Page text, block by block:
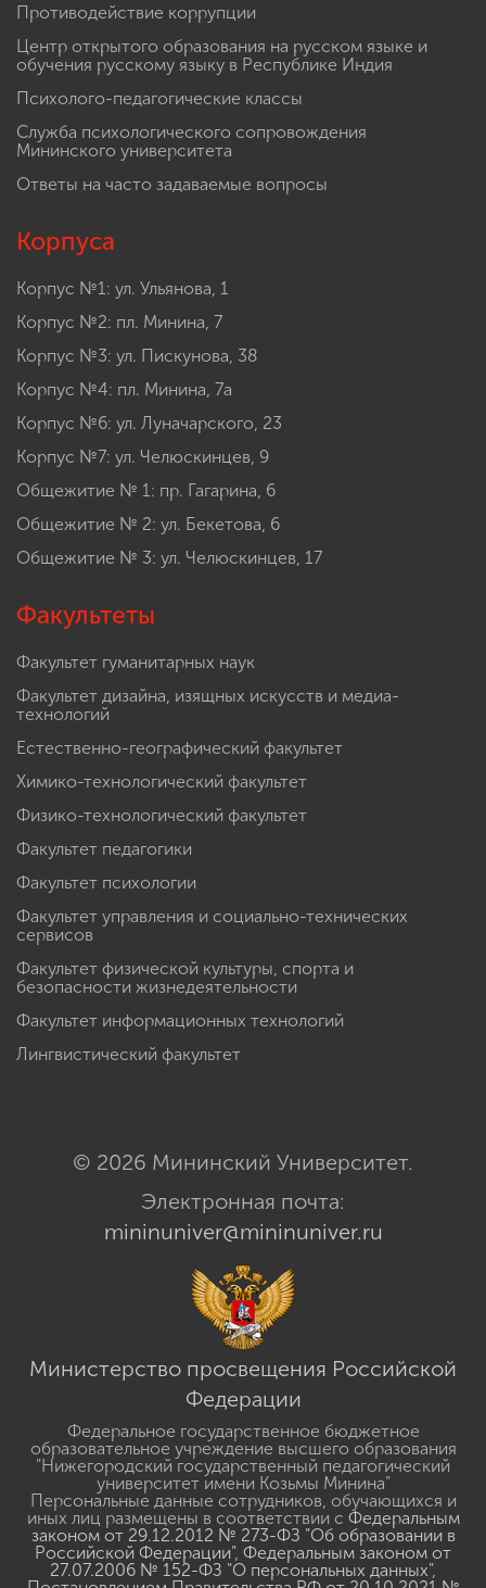
Противодействие коррупции
Центр открытого образования на русском языке и
обучения русскому языку в Республике Индия
Психолого-педагогические классы
Служба психологического сопровождения
Мининского университета
Ответы на часто задаваемые вопросы
Корпуса
Корпус №1: ул. Ульянова, 1
Корпус №2: пл. Минина, 7
Корпус №3: ул. Пискунова, 38
Корпус №4: пл. Минина, 7а
Корпус №6: ул. Луначарского, 23
Корпус №7: ул. Челюскинцев, 9
Общежитие № 1: пр. Гагарина, 6
Общежитие № 2: ул. Бекетова, 6
Общежитие № 3: ул. Челюскинцев, 17
Факультеты
Факультет гуманитарных наук
Факультет дизайна, изящных искусств и медиа-
технологий
Естественно-географический факультет
Химико-технологический факультет
Физико-технологический факультет
Факультет педагогики
Факультет психологии
Факультет управления и социально-технических
сервисов
Факультет физической культуры, спорта и
безопасности жизнедеятельности
Факультет информационных технологий
Лингвистический факультет
© 2026 Мининский Университет.
Электронная почта:
mininuniver@mininuniver.ru
Министерство просвещения Российской
Федерации
Федеральное государственное бюджетное
образовательное учреждение высшего образования
"Нижегородский государственный педагогический
университет имени Козьмы Минина"
Персональные данные сотрудников, обучающихся и
иных лиц размещены в соответствии с Федеральным
законом от 29.12.2012 № 273-ФЗ "Об образовании в
Российской Федерации", Федеральным законом от
27.07.2006 № 152-ФЗ "О персональных данных",